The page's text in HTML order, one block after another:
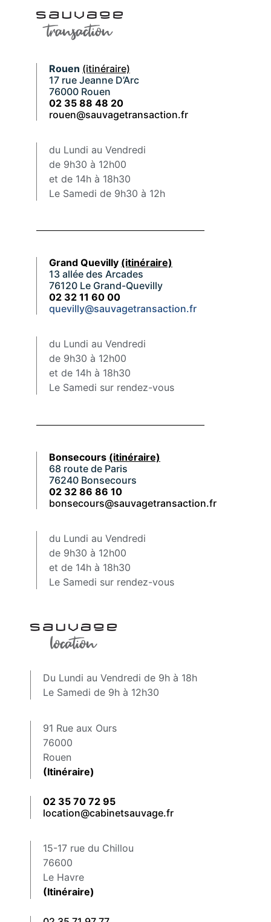
Rouen (itinéraire)
17 rue Jeanne D’Arc
76000 Rouen
02 35 88 48 20
rouen@sauvagetransaction.fr
du Lundi au Vendredi
de 9h30 à 12h00
et de 14h à 18h30
Le Samedi de 9h30 à 12h
Grand Quevilly (itinéraire)
13 allée des Arcades
76120 Le Grand-Quevilly
02 32 11 60 00
quevilly@sauvagetransaction.fr
du Lundi au Vendredi
de 9h30 à 12h00
et de 14h à 18h30
Le Samedi sur rendez-vous
Bonsecours (itinéraire)
68 route de Paris
76240 Bonsecours
02 32 86 86 10
bonsecours@sauvagetransaction.fr
du Lundi au Vendredi
de 9h30 à 12h00
et de 14h à 18h30
Le Samedi sur rendez-vous
Du Lundi au Vendredi de 9h à 18h
Le Samedi de 9h à 12h30
91 Rue aux Ours
76000
Rouen
(Itinéraire)
02 35 70 72 95
location@cabinetsauvage.fr
15-17 rue du Chillou
76600
Le Havre
(Itinéraire)